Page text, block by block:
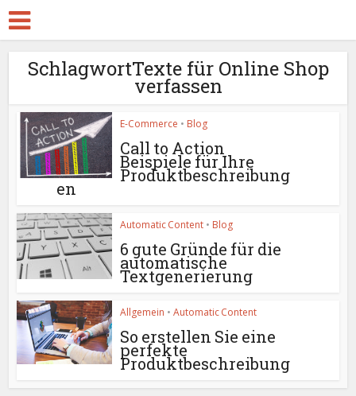
SchlagwortTexte für Online Shop
verfassen
E-Commerce • Blog
Call to Action
Beispiele für Ihre
Produktbeschreibung
en
Automatic Content • Blog
6 gute Gründe für die
automatische
Textgenerierung
Allgemein • Automatic Content
So erstellen Sie eine
perfekte
Produktbeschreibung